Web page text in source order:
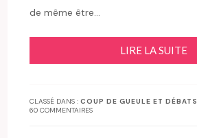
de même être…
LIRE LA SUITE
CLASSÉ DANS :COUP DE GUEULE ET DÉBATS
60 COMMENTAIRES